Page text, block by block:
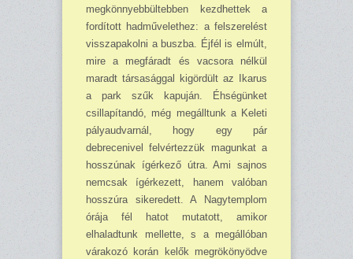
megkönnyebbültebben kezdhettek a
fordított hadművelethez: a felszerelést
visszapakolni a buszba. Éjfél is elmúlt,
mire a megfáradt és vacsora nélkül
maradt társasággal kigördült az Ikarus
a park szűk kapuján. Éhségünket
csillapítandó, még meg­álltunk a Keleti
pályaudvarnál, hogy egy pár
debrecenivel felvértezzük magunkat a
hosszúnak ígérkező útra. Ami sajnos
nemcsak ígérkezett, hanem valóban
hosszúra sikeredett. A Nagy­templom
órája fél hatot mutatott, amikor
elhaladtunk mellette, s a megállóban
várakozó korán kelők megrökönyödve